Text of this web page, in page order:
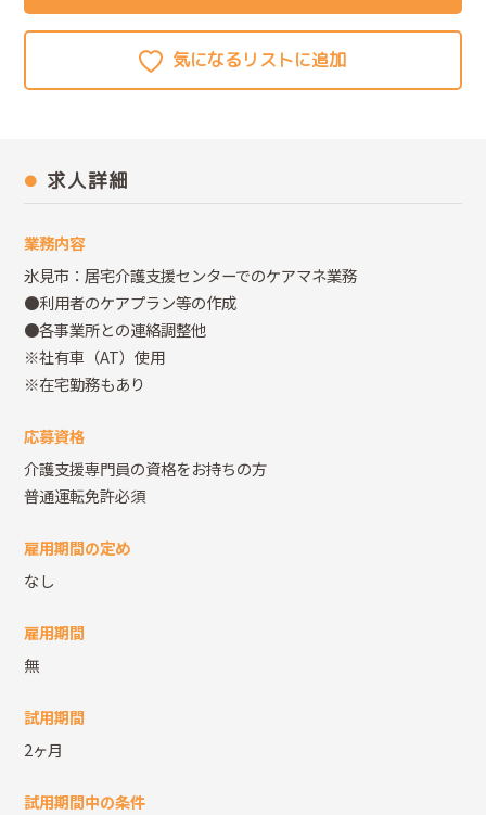
求人詳細
業務内容
氷見市：居宅介護支援センターでのケアマネ業務
●利用者のケアプラン等の作成
●各事業所との連絡調整他
※社有車（AT）使用
※在宅勤務もあり
応募資格
介護支援専門員の資格をお持ちの方
普通運転免許必須
雇用期間の定め
なし
雇用期間
無
試用期間
2ヶ月
試用期間中の条件